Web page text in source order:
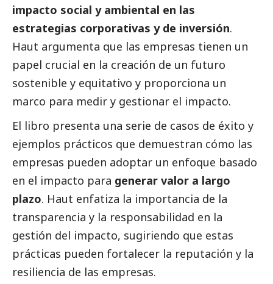
impacto social y ambiental en las
estrategias corporativas y de inversión.
Haut argumenta que las empresas tienen un
papel crucial en la creación de un futuro
sostenible y equitativo y proporciona un
marco para medir y gestionar el impacto.
El libro presenta una serie de casos de éxito y
ejemplos prácticos que demuestran cómo las
empresas pueden adoptar un enfoque basado
en el impacto para generar valor a largo
plazo. Haut enfatiza la importancia de la
transparencia y la responsabilidad en la
gestión del impacto, sugiriendo que estas
prácticas pueden fortalecer la reputación y la
resiliencia de las empresas.